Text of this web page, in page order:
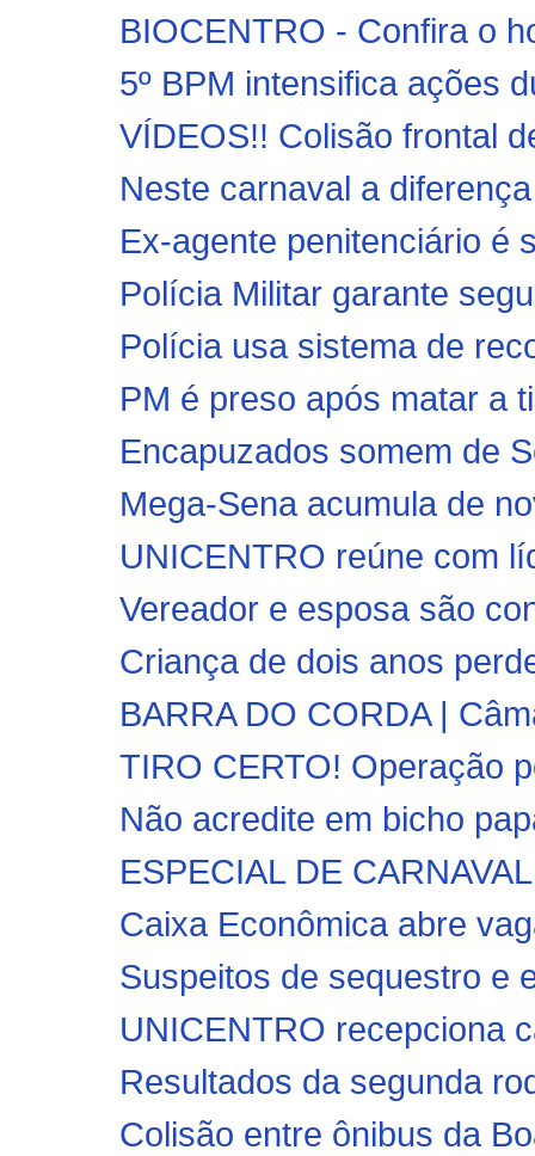
BIOCENTRO - Confira o
5º BPM intensifica ações
VÍDEOS!! Colisão frontal
Neste carnaval a
Ex-agente penitenciário é
Polícia Militar garante
Polícia usa sistema de
PM é preso após matar a
Encapuzados somem de
Mega-Sena acumula de
UNICENTRO reúne com
Vereador e esposa são
Criança de dois anos
BARRA DO CORDA |
TIRO CERTO! Operação
Não acredite em bicho
ESPECIAL DE
Caixa Econômica abre
Suspeitos de sequestro e
UNICENTRO recepciona
Resultados da segunda
Colisão entre ônibus da